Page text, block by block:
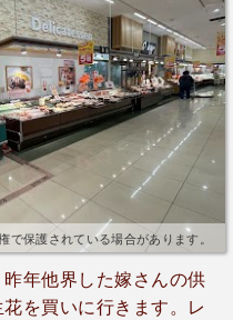
で保護されている場合があります。
年他界した嫁さんの供
を買いに行きます。レ